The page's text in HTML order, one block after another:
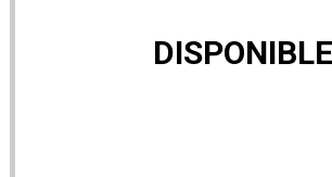
DISPONIBLE